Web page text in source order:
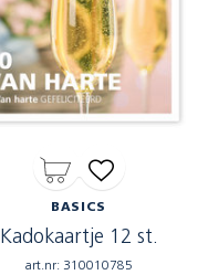
BASICS
Kadokaartje 12 st.
art.nr: 310010785